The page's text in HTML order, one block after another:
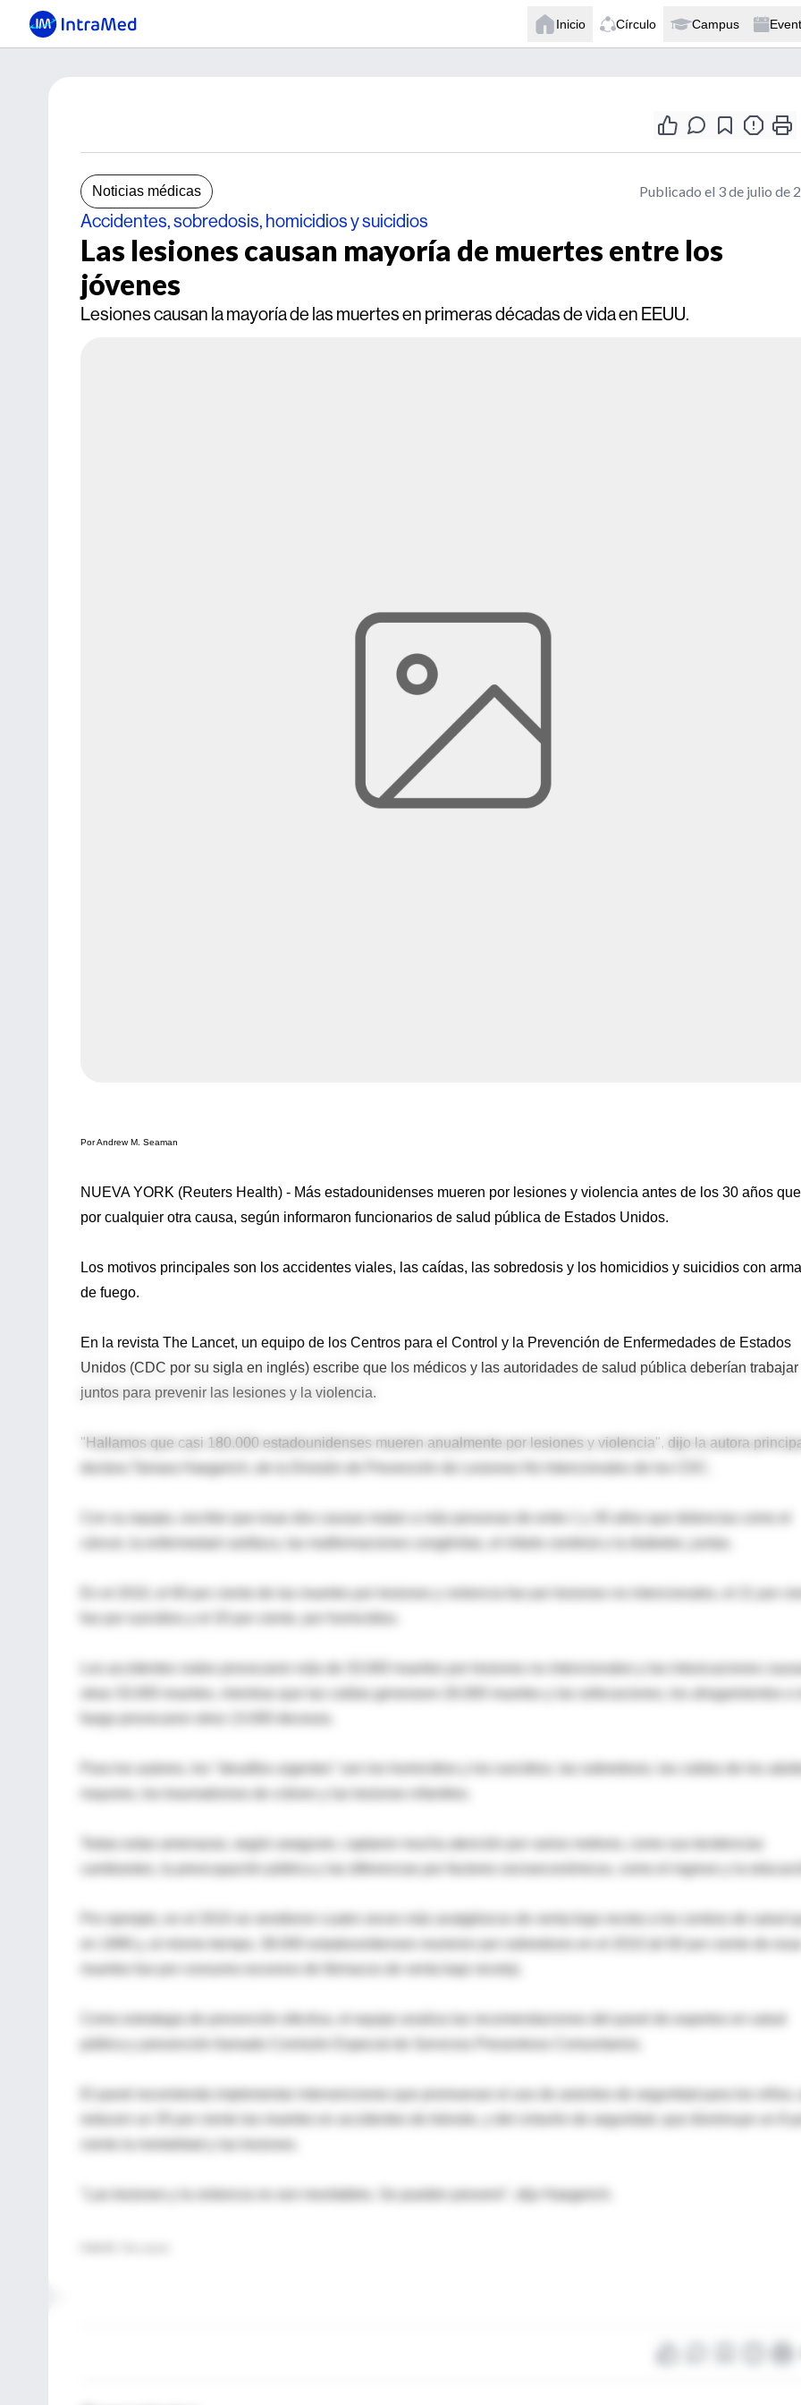
Inicio Círculo Campus
Noticias médicas Publicado el 3 de julio de
Accidentes, sobredosis, homicidios y suicidios
Las lesiones causan mayoría de muertes entre los
jóvenes
Lesiones causan la mayoría de las muertes en primeras décadas de vida en EEUU.
Por Andrew M. Seaman
NUEVA YORK (Reuters Health) - Más estadounidenses mueren por lesiones y violencia antes de los 30 años que
por cualquier otra causa, según informaron funcionarios de salud pública de Estados Unidos.
Los motivos principales son los accidentes viales, las caídas, las sobredosis y los homicidios y suicidios con
de fuego.
En la revista The Lancet, un equipo de los Centros para el Control y la Prevención de Enfermedades de Estados
Unidos (CDC por su sigla en inglés) escribe que los médicos y las autoridades de salud pública deberían trabajar
juntos para prevenir las lesiones y la violencia.
"Hallamos que casi 180.000 estadounidenses mueren anualmente por lesiones y violencia", dijo la autora
doctora Tamara Haegerich, de la División de Prevención de Lesiones No Intencionales de los CDC.
Con su equipo, escribe que esas dos causas matan a más personas de entre 1 y 30 años que dolencias como el
cáncer, la enfermedad cardíaca, las malformaciones congénitas, el infarto cerebral y la diabetes, juntas.
otras 33.000 muertes, mientras que las caídas generaron 26.000 muertes y las sofocaciones, los ahogamientos o el
fuego provocaron otros 13.000 decesos.
Para los autores, los "desafíos urgentes" son los homicidios y los suicidios, las sobredosis, las caídas de los
mayores, los traumatismos de cráneo y las lesiones infantiles.
Todas estas amenazas, según aseguran, captaron mucha atención por varios motivos, como sus tendencias
cambiantes, la preocupación pública y las diferencias por factores socioeconómicos, como el ingreso y la
Por ejemplo, en el 2010 se vendieron cuatro veces más analgésicos de venta bajo receta a los centros de salud
en 1999 y, al mismo tiempo, 38.000 estadounidenses murieron por sobredosis en el 2010 (el 60 por ciento de esas
Como estrategia de prevención efectiva, el equipo analiza las recomendaciones del panel de expertos en salud
El panel recomienda implementar intervenciones que promuevan el uso de asientos de seguridad para los niños,
reducen un 35 por ciento las muertes en accidentes de tránsito, y del cinturón de seguridad, que disminuye un 8
"Las lesiones y la violencia no son inevitables. Se pueden prevenir", dijo Haegerich.